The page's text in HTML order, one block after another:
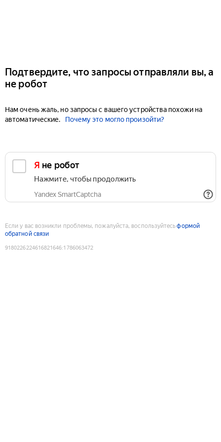
Подтвердите, что запросы отправляли вы, а
не робот
Нам очень жаль, но запросы с вашего устройства похожи на
автоматические.
Почему это могло произойти?
Я не робот
Нажмите, чтобы продолжить
Yandex SmartCaptcha
Если у вас возникли проблемы, пожалуйста, воспользуйтесьформой
обратной связи
9180226224616821646:1786063472